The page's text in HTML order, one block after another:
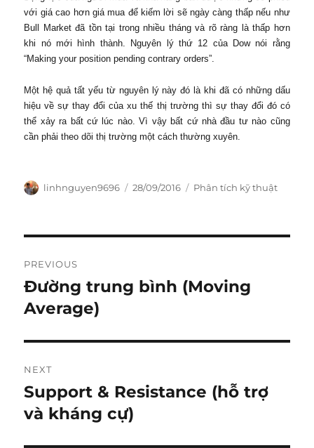
với giá cao hơn giá mua để kiếm lời sẽ ngày càng thấp nếu như
Bull Market đã tồn tại trong nhiều tháng và rõ ràng là thấp hơn
khi nó mới hình thành. Nguyên lý thứ 12 của Dow nói rằng
“Making your position pending contrary orders”.
Một hệ quả tất yếu từ nguyên lý này đó là khi đã có những dấu
hiệu về sự thay đổi của xu thế thị trường thì sự thay đổi đó có
thể xảy ra bất cứ lúc nào. Vì vậy bất cứ nhà đầu tư nào cũng
cần phải theo dõi thị trường một cách thường xuyên.
Author
linhnguyen9696
Posted
28/09/2016 Categories
Phân tích kỹ thuật
navigation
PREVIOUS
Previous
post:
Đường trung bình (Moving
Average)
NEXT
Next
post:
Support & Resistance (hỗ trợ
và kháng cự)